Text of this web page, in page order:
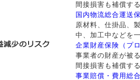
間接損害も補償す
国内物流総合運送
原材料、仕掛品、
中、加工中などを
企業財産保険（プ
事業者の財産が被
間接損害も補償す
事業賠償・費用総